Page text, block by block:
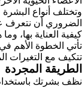
وتختلف أنواع
الضروري أن نتعرف
كيفية العناية بها،
تأتي الخطوة الأهم
تتكيف مع التغيرات
الطريقة المجردة
نظف بشرتك